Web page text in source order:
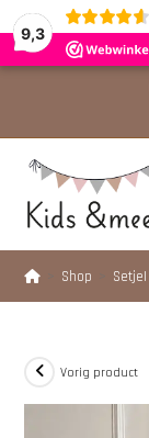
9,3
> Shop >
Vorig product